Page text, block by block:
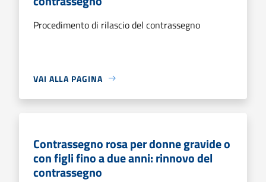
Procedimento di rilascio del contrassegno
VAI ALLA PAGINA
Contrassegno rosa per donne gravide o
con figli fino a due anni: rinnovo del
contrassegno